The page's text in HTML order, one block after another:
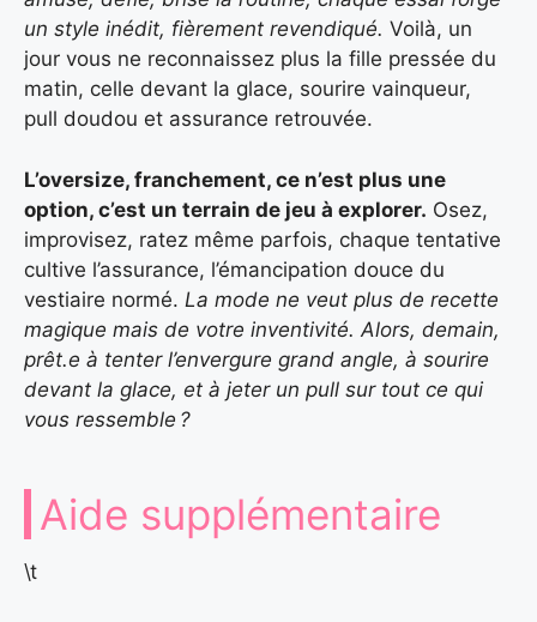
un style inédit, fièrement revendiqué. Voilà, un
jour vous ne reconnaissez plus la fille pressée du
matin, celle devant la glace, sourire vainqueur,
pull doudou et assurance retrouvée.
L’oversize, franchement, ce n’est plus une
option, c’est un terrain de jeu à explorer. Osez,
improvisez, ratez même parfois, chaque tentative
cultive l’assurance, l’émancipation douce du
vestiaire normé. La mode ne veut plus de recette
magique mais de votre inventivité. Alors, demain,
prêt.e à tenter l’envergure grand angle, à sourire
devant la glace, et à jeter un pull sur tout ce qui
vous ressemble ?
Aide supplémentaire
\t